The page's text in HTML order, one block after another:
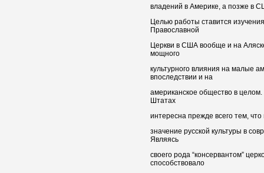
владений в Америке, а позже в
Целью работы ставится
Православной
Церкви в США вообще и на
мощного
культурного влияния на малые
впоследствии и на
американское общество в
Штатах
интересна прежде всего тем,
значение русской культуры в
Являясь
своего рода “консервантом”
способствовало